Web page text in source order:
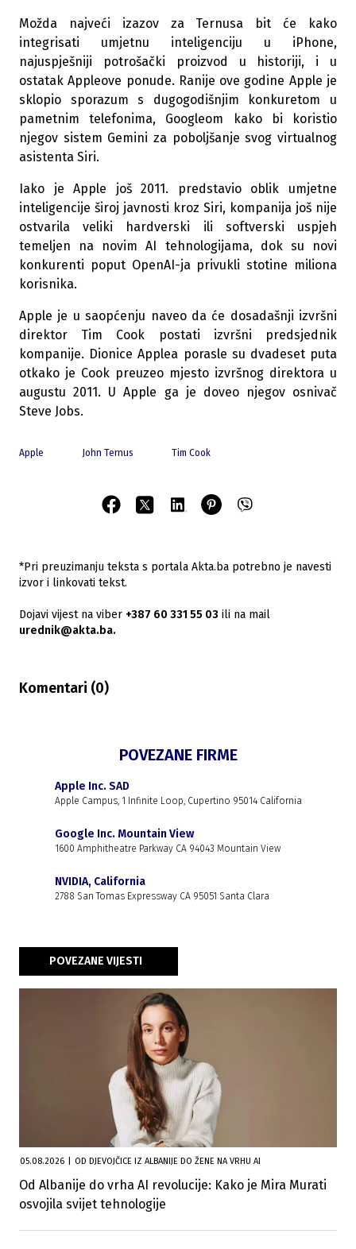
Možda najveći izazov za Ternusa bit će kako
integrisati umjetnu inteligenciju u iPhone,
najuspješniji potrošački proizvod u historiji, i u
ostatak Appleove ponude. Ranije ove godine Apple je
sklopio sporazum s dugogodišnjim konkuretom u
pametnim telefonima, Googleom kako bi koristio
njegov sistem Gemini za poboljšanje svog virtualnog
asistenta Siri.
Iako je Apple još 2011. predstavio oblik umjetne
inteligencije široj javnosti kroz Siri, kompanija još nije
ostvarila veliki hardverski ili softverski uspjeh
temeljen na novim AI tehnologijama, dok su novi
konkurenti poput OpenAI-ja privukli stotine miliona
korisnika.
Apple je u saopćenju naveo da će dosadašnji izvršni
direktor Tim Cook postati izvršni predsjednik
kompanije. Dionice Applea porasle su dvadeset puta
otkako je Cook preuzeo mjesto izvršnog direktora u
augustu 2011. U Apple ga je doveo njegov osnivač
Steve Jobs.
Apple John Ternus Tim Cook
*Pri preuzimanju teksta s portala Akta.ba potrebno je navesti
izvor i linkovati tekst.
Dojavi vijest na viber +387 60 331 55 03 ili na mail
urednik@akta.ba.
Komentari (0)
POVEZANE FIRME
Apple Inc. SAD
Apple Campus, 1 Infinite Loop, Cupertino 95014 California
Google Inc. Mountain View
1600 Amphitheatre Parkway CA 94043 Mountain View
NVIDIA, California
2788 San Tomas Expressway CA 95051 Santa Clara
POVEZANE VIJESTI
05.08.2026 OD DJEVOJČICE IZ ALBANIJE DO ŽENE NA VRHU AI
Od Albanije do vrha AI revolucije: Kako je Mira Murati
osvojila svijet tehnologije